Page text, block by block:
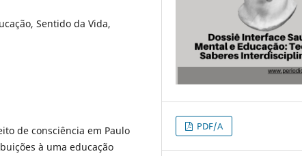
Sentido da Vida,
de consciência em Paulo
à uma educação
PDF/A